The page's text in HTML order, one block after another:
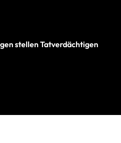
stellen Tatverdächtigen